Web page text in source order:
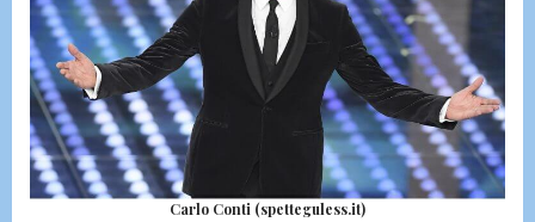
Carlo Conti (spetteguless.it)